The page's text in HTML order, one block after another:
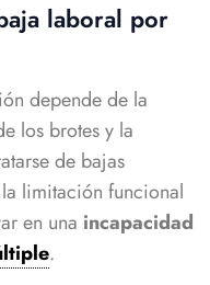
laboral por
depende de la
los brotes y la
de bajas
limitación funcional
en una incapacidad
.